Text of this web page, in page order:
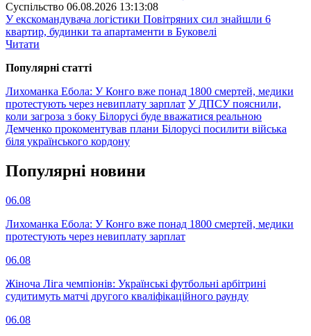
Суспiльство 06.08.2026 13:13:08
У екскомандувача логістики Повітряних сил знайшли 6
квартир, будинки та апартаменти в Буковелі
Читати
Популярнi статтi
Лихоманка Ебола: У Конго вже понад 1800 смертей, медики
протестують через невиплату зарплат У ДПСУ пояснили,
коли загроза з боку Білорусі буде вважатися реальною
Демченко прокоментував плани Білорусі посилити війська
біля українського кордону
Популярнi новини
06.08
Лихоманка Ебола: У Конго вже понад 1800 смертей, медики
протестують через невиплату зарплат
06.08
Жіноча Ліга чемпіонів: Українські футбольні арбітрині
судитимуть матчі другого кваліфікаційного раунду
06.08